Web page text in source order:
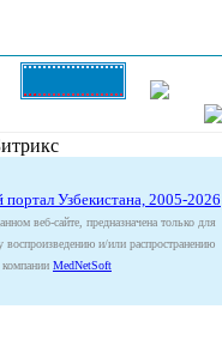
Узбекистана, 2005-2026
веб-сайте, предназначена только для
и/или распространению
MedNetSoft